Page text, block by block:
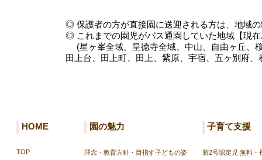
◎ 保護者の方が直接園に送迎される方は、地域
◎ これまでの園児がバス通園していた地域【現
(星ヶ峯全域、皇徳寺全域、中山、自由ヶ丘、
田上台、田上町、田上、紫原、宇宿、五ヶ別府
理念・教育方針・目指す子どもの姿 新2号認定児 無料・
HOME 園の魅力 子育て支援
TOP